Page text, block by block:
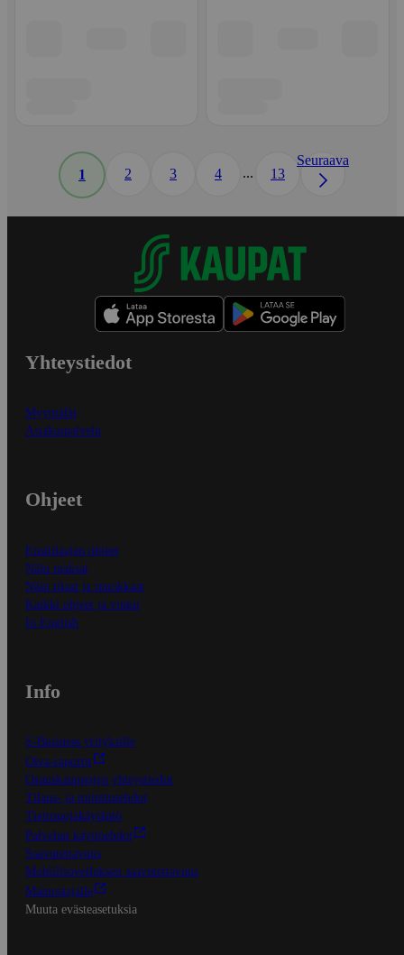
1 2 3 4 ... 13
Seuraava
Yhteystiedot
Myymälät
Asiakaspalvelu
Ohjeet
Ensitilaajan ohjeet
Näin maksat
Näin tilaat ja muokkaat
Kaikki ohjeet ja vinkit
In English
Info
S-Business yrityksille
Oiva-raportit
Osuuskauppojen yhteystiedot
Tilaus- ja toimitusehdot
Tietosuojakäytäntö
Palvelun käyttöehdot
Saavutettavuus
Mobiilisovelluksen saavutettavuus
Mainostajalle
Muuta evästeasetuksia